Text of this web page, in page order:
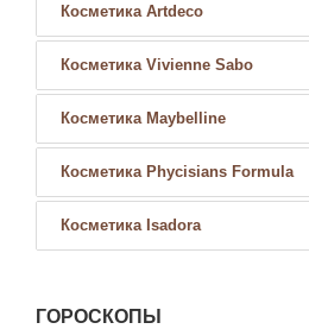
Косметика Artdeco
Косметика Vivienne Sabo
Косметика Maybelline
Косметика Phycisians Formula
Косметика Isadora
ГОРОСКОПЫ